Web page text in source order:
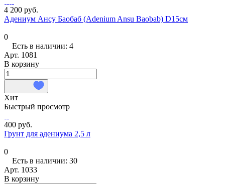
4 200 руб.
Адениум Ансу Баобаб (Adenium Ansu Baobab) D15см
0
Есть в наличии: 4
Арт. 1081
В корзину
Хит
Быстрый просмотр
400 руб.
Грунт для адениума 2,5 л
0
Есть в наличии: 30
Арт. 1033
В корзину